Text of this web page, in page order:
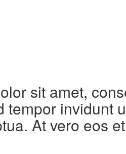
sit amet,
tempor invidunt
At vero eos